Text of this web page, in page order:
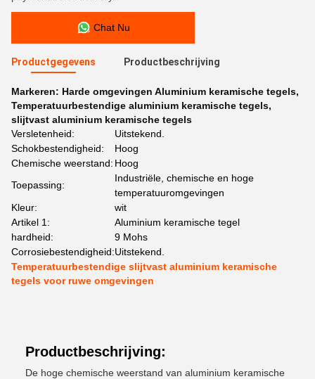
Chat Nu
Productgegevens Productbeschrijving
Markeren: Harde omgevingen Aluminium keramische tegels,
Temperatuurbestendige aluminium keramische tegels,
slijtvast aluminium keramische tegels
Versletenheid:
Uitstekend.
Schokbestendigheid:
Hoog
Chemische weerstand: Hoog
Toepassing:
Industriële, chemische en hoge
temperatuuromgevingen
Kleur:
wit
Artikel 1:
Aluminium keramische tegel
hardheid:
9 Mohs
Corrosiebestendigheid:Uitstekend.
Temperatuurbestendige slijtvast aluminium keramische
tegels voor ruwe omgevingen
Productbeschrijving:
De hoge chemische weerstand van aluminium keramische